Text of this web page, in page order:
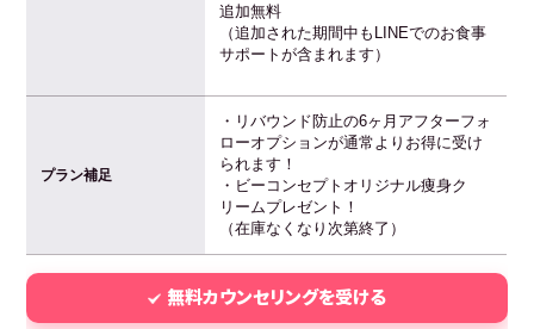
追加無料
（追加された期間中もLINEでのお食事
サポートが含まれます）
プラン補足
・リバウンド防止の6ヶ月アフターフォ
ローオプションが通常よりお得に受け
られます！
・ビーコンセプトオリジナル痩身ク
リームプレゼント！
（在庫なくなり次第終了）
無料カウンセリングを受ける